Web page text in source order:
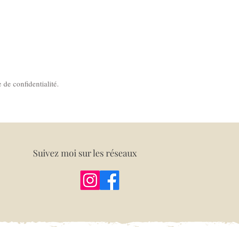
de confidentialité.
Suivez moi sur les réseaux